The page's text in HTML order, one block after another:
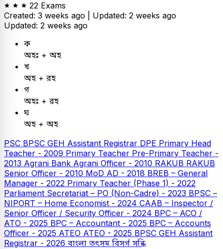
22 Exams
Created: 3 weeks ago | Updated: 2 weeks ago
Updated: 2 weeks ago
ক
অহঃ + অহ
খ
অহ + রহ
গ
অহঃ + রহ
ঘ
অহ + অহ
PSC BPSC GEH Assistant Registrar DPE Primary Head
Teacher - 2009 Primary Teacher Pre-Primary Teacher -
2013 Agrani Bank Agrani Officer - 2010 RAKUB RAKUB
Senior Officer - 2010 MoD AD - 2018 BREB – General
Manager - 2022 Primary Teacher (Phase 1) - 2022
Parliament Secretariat – PO (Non-Cadre) - 2023 BPSC –
NIPORT – Home Economist - 2024 CAAB – Inspector /
Senior Officer / Security Officer - 2024 BPC – ACO /
ATO - 2025 BPC – Accountant - 2025 BPC – Accounts
Officer - 2025 ATEO ATEO - 2025 BPSC GEH Assistant
Registrar - 2026 বাংলা তৎসম বিসর্গ সন্ধি